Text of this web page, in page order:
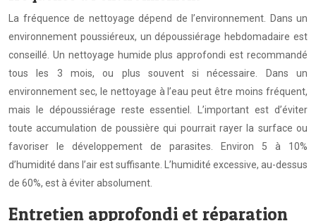
La fréquence de nettoyage dépend de l’environnement. Dans un
environnement poussiéreux, un dépoussiérage hebdomadaire est
conseillé. Un nettoyage humide plus approfondi est recommandé
tous les 3 mois, ou plus souvent si nécessaire. Dans un
environnement sec, le nettoyage à l’eau peut être moins fréquent,
mais le dépoussiérage reste essentiel. L’important est d’éviter
toute accumulation de poussière qui pourrait rayer la surface ou
favoriser le développement de parasites. Environ 5 à 10%
d’humidité dans l’air est suffisante. L’humidité excessive, au-dessus
de 60%, est à éviter absolument.
Entretien approfondi et réparation